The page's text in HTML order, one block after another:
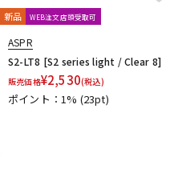
新品 WEB注文店頭受取可
ASPR
S2-LT8 [S2 series light / Clear 8]
販売価格¥2,530(税込)
ポイント：1% (23pt)